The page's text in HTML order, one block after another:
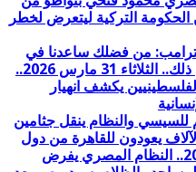
التركية ليتعرض لخطر
من فضلك ساعدنا في
إيقاف الحرب وأنت قادر على ذلك.. الثلاثاء 31 مارس 2026..
يكشف انهيار
للسيسي والنظام ينقل جثامين
يعودون للقاهرة من دول
الخليج.. الاثنين 30 مارس 2026.. النظام المصري يفرض